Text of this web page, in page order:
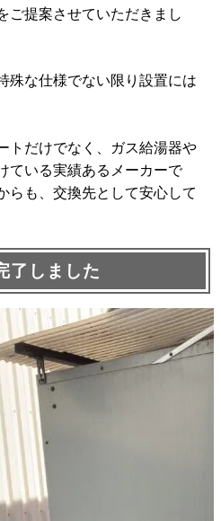
ご提案させていただきまし
殊な仕様でない限り設置には
トだけでなく、ガス給湯器や
ている実績あるメーカーで
らも、交換先として安心して
了しました